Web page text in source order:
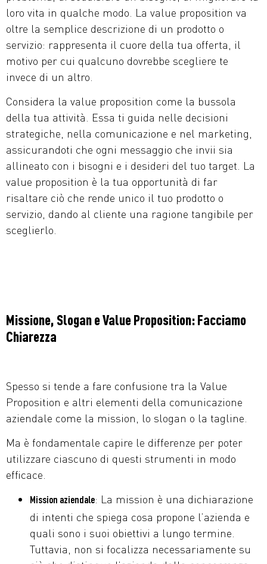
loro vita in qualche modo. La value proposition va
oltre la semplice descrizione di un prodotto o
servizio: rappresenta il cuore della tua offerta, il
motivo per cui qualcuno dovrebbe scegliere te
invece di un altro.
Considera la value proposition come la bussola
della tua attività. Essa ti guida nelle decisioni
strategiche, nella comunicazione e nel marketing,
assicurandoti che ogni messaggio che invii sia
allineato con i bisogni e i desideri del tuo target. La
value proposition è la tua opportunità di far
risaltare ciò che rende unico il tuo prodotto o
servizio, dando al cliente una ragione tangibile per
sceglierlo.
Missione, Slogan e Value Proposition: Facciamo
Chiarezza
Spesso si tende a fare confusione tra la Value
Proposition e altri elementi della comunicazione
aziendale come la mission, lo slogan o la tagline.
Ma è fondamentale capire le differenze per poter
utilizzare ciascuno di questi strumenti in modo
efficace.
Mission aziendale: La mission è una dichiarazione
di intenti che spiega cosa propone l’azienda e
quali sono i suoi obiettivi a lungo termine.
Tuttavia, non si focalizza necessariamente su